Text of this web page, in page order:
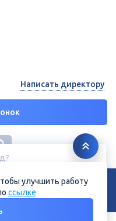
Да
Написать директору
cookie
улучшить работу
ссылке